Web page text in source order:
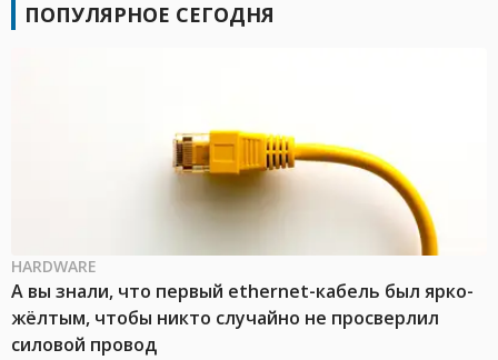
ПОПУЛЯРНОЕ СЕГОДНЯ
HARDWARE
А вы знали, что первый ethernet-кабель был ярко-
жёлтым, чтобы никто случайно не просверлил
силовой провод